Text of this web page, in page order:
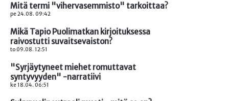
Mitä termi "vihervasemmisto" tarkoittaa?
pe 24.08. 09:42
Mikä Tapio Puolimatkan kirjoituksessa
raivostutti suvaitsevaiston?
to 09.08. 12:51
"Syrjäytyneet miehet romuttavat
syntyvyyden" -narratiivi
ke 18.04. 06:51